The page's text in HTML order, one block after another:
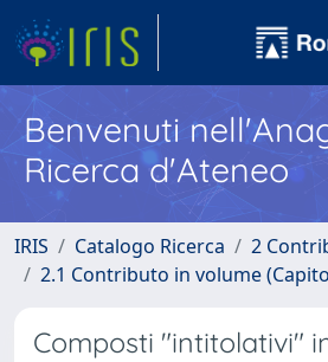
Benvenuti
Ricerca d'Ateneo
IRIS Catalogo Ricerca
2
2.1 Contributo in volume
Composti "intitolativi"